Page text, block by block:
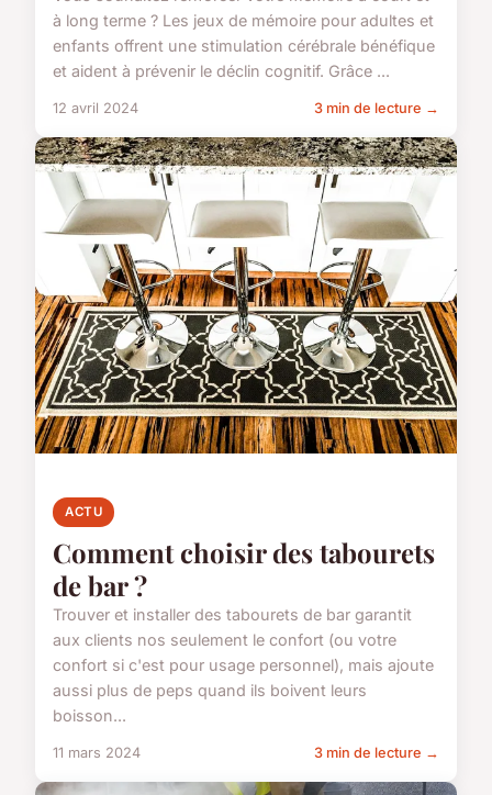
à long terme ? Les jeux de mémoire pour adultes et
enfants offrent une stimulation cérébrale bénéfique
et aident à prévenir le déclin cognitif. Grâce ...
12 avril 2024 3 min de lecture →
ACTU
Comment choisir des tabourets
de bar ?
Trouver et installer des tabourets de bar garantit
aux clients nos seulement le confort (ou votre
confort si c'est pour usage personnel), mais ajoute
aussi plus de peps quand ils boivent leurs
boisson...
11 mars 2024 3 min de lecture →